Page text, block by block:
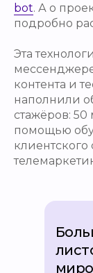
bot. А о
подробно
Эта
контента и
наполнили
стажёров:
помощью